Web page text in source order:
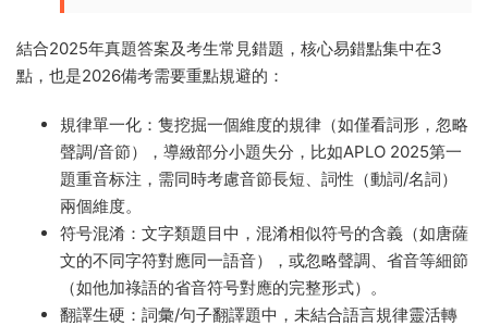
結合2025年真題答案及考生常見錯題，核心易錯點集中在3
點，也是2026備考需要重點規避的：
規律單一化：隻挖掘一個維度的規律（如僅看詞形，忽略
聲調/音節），導緻部分小題失分，比如APLO 2025第一
題重音标注，需同時考慮音節長短、詞性（動詞/名詞）
兩個維度。
符号混淆：文字類題目中，混淆相似符号的含義（如唐薩
文的不同字符對應同一語音），或忽略聲調、省音等細節
（如他加祿語的省音符号對應的完整形式）。
翻譯生硬：詞彙/句子翻譯題中，未結合語言規律靈活轉